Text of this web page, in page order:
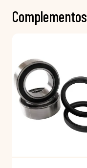
Complementos